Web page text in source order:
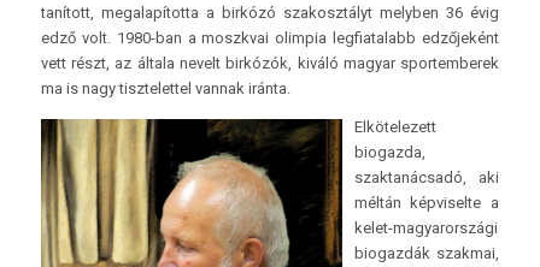
tanított, megalapította a birkózó szakosztályt melyben 36 évig
edző volt. 1980-ban a moszkvai olimpia legfiatalabb edzőjeként
vett részt, az általa nevelt birkózók, kiváló magyar sportemberek
ma is nagy tisztelettel vannak iránta.
Elkötelezett
biogazda,
szaktanácsadó, aki
méltán képviselte a
kelet-magyarországi
biogazdák szakmai,